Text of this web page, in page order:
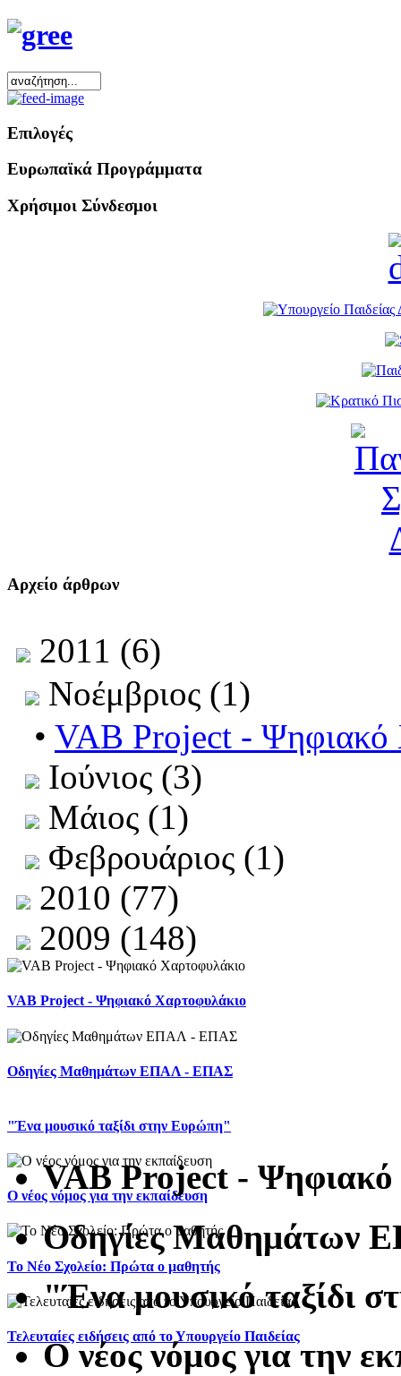
Επιλογές
Ευρωπαϊκά Προγράμματα
Χρήσιμοι Σύνδεσμοι
Αρχείο άρθρων
2011 (6)
Νοέμβριος (1)
• VAB Project - Ψηφιακό
Ιούνιος (3)
Μάιος (1)
Φεβρουάριος (1)
2010 (77)
2009 (148)
VAB Project - Ψηφιακό Χαρτοφυλάκιο
Οδηγίες Μαθημάτων ΕΠΑΛ - ΕΠΑΣ
"Ένα μουσικό ταξίδι στην Ευρώπη"
Ο νέος νόμος για την εκπαίδευση
To Νέο Σχολείο: Πρώτα ο μαθητής
Τελευταίες ειδήσεις από το Υπουργείο Παιδείας
VAB Project - Ψηφιακό
Οδηγίες Μαθημάτων
"Ένα μουσικό ταξίδι
Ο νέος νόμος για την